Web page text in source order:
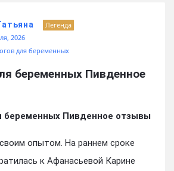
Легенда
2026
для беременных
беременных Пивденное
беременных Пивденное отзывы
опытом. На раннем сроке
к Афанасьевой Карине